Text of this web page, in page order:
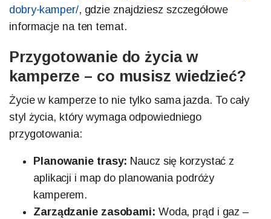
dobry-kamper/, gdzie znajdziesz szczegółowe
informacje na ten temat.
Przygotowanie do życia w
kamperze – co musisz wiedzieć?
Życie w kamperze to nie tylko sama jazda. To cały
styl życia, który wymaga odpowiedniego
przygotowania:
Planowanie trasy: Naucz się korzystać z
aplikacji i map do planowania podróży
kamperem.
Zarządzanie zasobami: Woda, prąd i gaz –